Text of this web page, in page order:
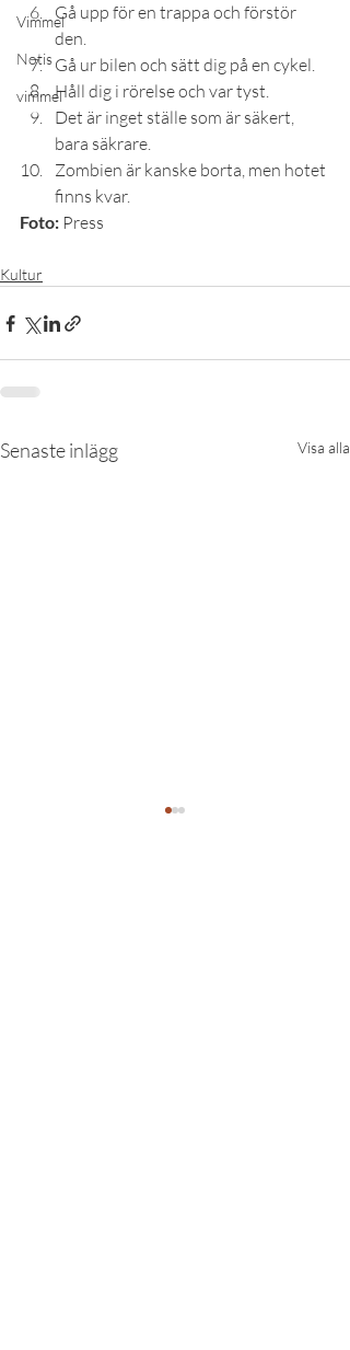
Vimmel
Notis
vimmel
Gå upp för en trappa och förstör
den.
Gå ur bilen och sätt dig på en cykel.
Håll dig i rörelse och var tyst.
Det är inget ställe som är säkert,
bara säkrare.
Zombien är kanske borta, men hotet
finns kvar.
Foto: Press
Kultur
Senaste inlägg Visa alla